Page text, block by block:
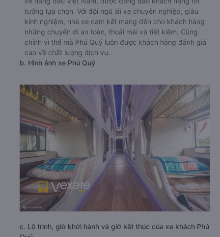
tưởng lựa chọn. Với đội ngũ lái xe chuyên nghiệp, giàu
kinh nghiệm, nhà xe cam kết mang đến cho khách hàng
những chuyến đi an toàn, thoải mái và tiết kiệm. Cũng
chính vì thế mà Phú Quý luôn được khách hàng đánh giá
cao về chất lượng dịch vụ.
b. Hình ảnh xe Phú Quý
c. Lộ trình, giờ khởi hành và giờ kết thúc của xe khách Phú